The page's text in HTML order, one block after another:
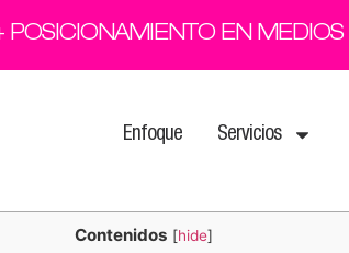
POSICIONAMIENTO EN
Enfoque Servicios
Contenidos [hide]